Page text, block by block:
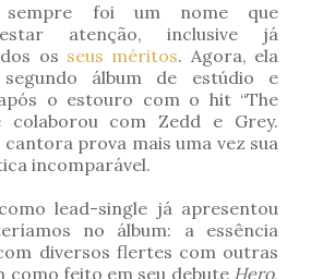
sempre foi um nome que
atenção, inclusive já
os seus méritos. Agora, ela
álbum de estúdio e
o estouro com o hit “The
colaborou com Zedd e Grey.
prova mais uma vez sua
incomparável.
lead-single já apresentou
no álbum: a essência
diversos flertes com outras
como feito em seu debute Hero,